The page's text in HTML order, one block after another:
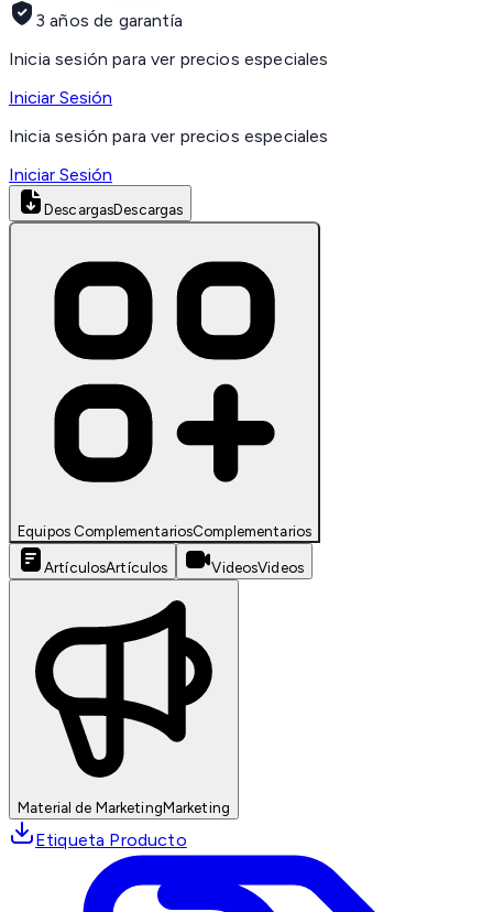
3 años de garantía
Inicia sesión para ver precios especiales
Iniciar Sesión
Inicia sesión para ver precios especiales
Iniciar Sesión
DescargasDescargas
Equipos ComplementariosComplementarios
ArtículosArtículos VideosVideos
Material de MarketingMarketing
Etiqueta Producto